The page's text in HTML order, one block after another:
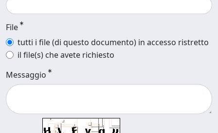
File
tutti i file (di questo documento) in accesso ristretto
il file(s) che avete richiesto
Messaggio